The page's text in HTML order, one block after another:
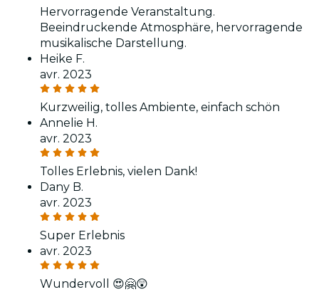
Hervorragende Veranstaltung.
Beeindruckende Atmosphäre, hervorragende
musikalische Darstellung.
Heike F.
avr. 2023
Kurzweilig, tolles Ambiente, einfach schön
Annelie H.
avr. 2023
Tolles Erlebnis, vielen Dank!
Dany B.
avr. 2023
Super Erlebnis
avr. 2023
Wundervoll 😍🤗😲